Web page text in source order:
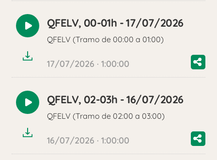
Reproducir
audio
QFELV, 00-01h - 17/07/2026
QFELV (Tramo de 00:00 a 01:00)
17/07/2026 · 1:00:00
Reproducir
audio
QFELV, 02-03h - 16/07/2026
QFELV (Tramo de 02:00 a 03:00)
16/07/2026 · 1:00:00